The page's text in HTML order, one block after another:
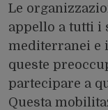
Le
appello a tutti i
mediterranei e
queste
partecipare a
Questa